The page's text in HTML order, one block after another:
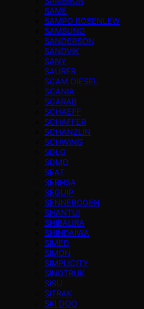
SAME
SAMPO ROSENLEW
SAMSUNG
SANDERSON
SANDVIK
SANY
SAURER
SCAM DIESEL
SCANIA
SCARAB
SCHAEFF
SCHAFFER
SCHANZLIN
SCHWING
SDLG
SDMO
SEAT
SEBHSA
SEGUIP
SENNEBOGEN
SHANTUI
SHIBAURA
SHINDAIWA
SIMED
SIMON
SIMPLICITY
SINOTRUK
SISU
SITRAK
SKI DOO